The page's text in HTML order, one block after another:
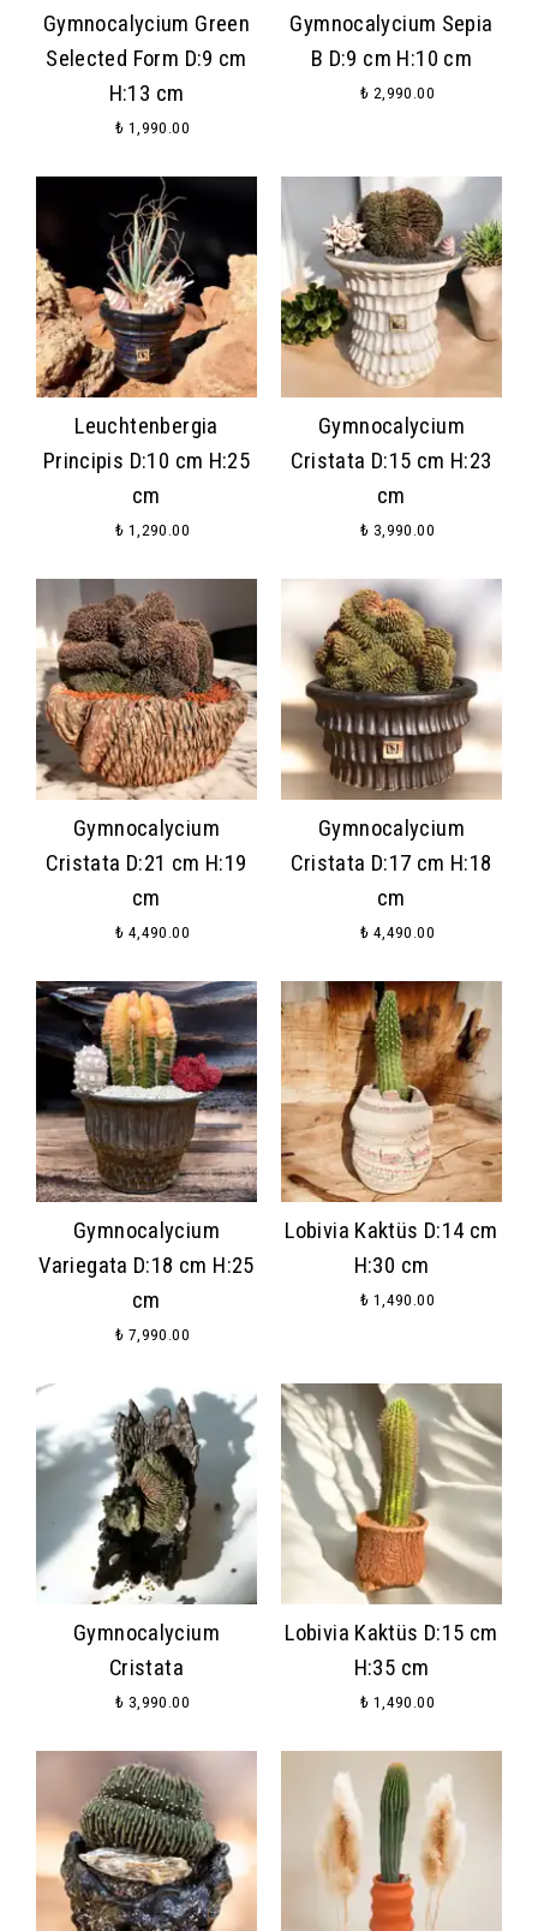
Gymnocalycium Green
Selected Form D:9 cm
H:13 cm
₺ 1,990.00
Gymnocalycium Sepia
B D:9 cm H:10 cm
₺ 2,990.00
Leuchtenbergia
Principis D:10 cm H:25
cm
₺ 1,290.00
Gymnocalycium
Cristata D:15 cm H:23
cm
₺ 3,990.00
Gymnocalycium
Cristata D:21 cm H:19
cm
₺ 4,490.00
Gymnocalycium
Cristata D:17 cm H:18
cm
₺ 4,490.00
Gymnocalycium
Variegata D:18 cm H:25
cm
₺ 7,990.00
Lobivia Kaktüs D:14 cm
H:30 cm
₺ 1,490.00
Gymnocalycium
Cristata
₺ 3,990.00
Lobivia Kaktüs D:15 cm
H:35 cm
₺ 1,490.00